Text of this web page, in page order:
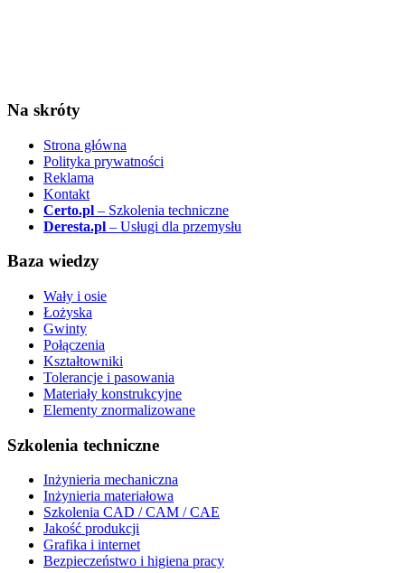
Na skróty
Strona główna
Polityka prywatności
Reklama
Kontakt
Certo.pl – Szkolenia techniczne
Deresta.pl – Usługi dla przemysłu
Baza wiedzy
Wały i osie
Łożyska
Gwinty
Połączenia
Kształtowniki
Tolerancje i pasowania
Materiały konstrukcyjne
Elementy znormalizowane
Szkolenia techniczne
Inżynieria mechaniczna
Inżynieria materiałowa
Szkolenia CAD / CAM / CAE
Jakość produkcji
Grafika i internet
Bezpieczeństwo i higiena pracy